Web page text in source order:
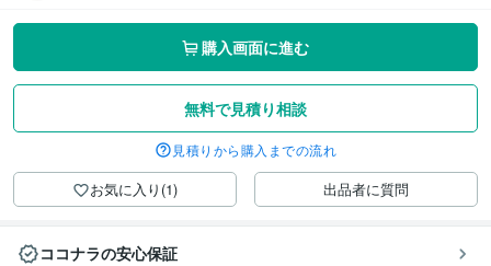
購入画面に進む
無料で見積り相談
見積りから購入までの流れ
お気に入り(1) 出品者に質問
ココナラの安心保証